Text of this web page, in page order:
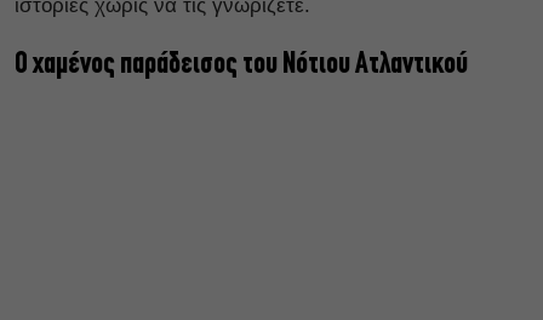
ιστορίες χωρίς να τις γνωρίζετε.
Ο χαμένος παράδεισος του Νότιου Ατλαντικού